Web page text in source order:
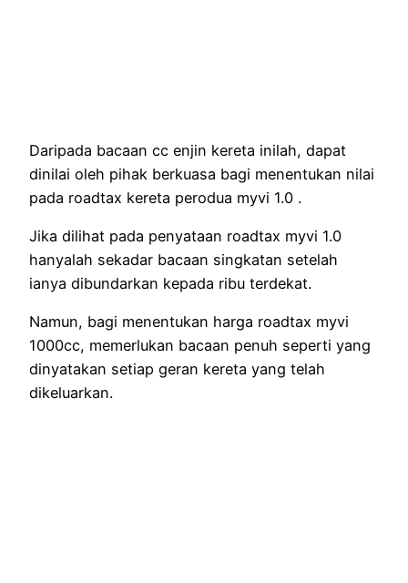
Daripada bacaan cc enjin kereta inilah, dapat
dinilai oleh pihak berkuasa bagi menentukan nilai
pada roadtax kereta perodua myvi 1.0 .
Jika dilihat pada penyataan roadtax myvi 1.0
hanyalah sekadar bacaan singkatan setelah
ianya dibundarkan kepada ribu terdekat.
Namun, bagi menentukan harga roadtax myvi
1000cc, memerlukan bacaan penuh seperti yang
dinyatakan setiap geran kereta yang telah
dikeluarkan.